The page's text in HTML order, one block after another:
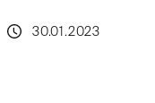
30.01.2023